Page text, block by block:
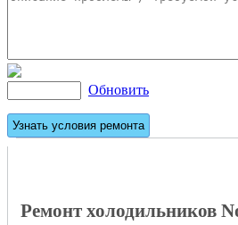
Обновить
Ремонт холодильников